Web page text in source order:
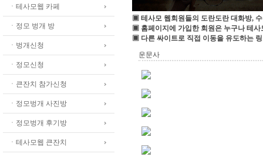
ㆍ테사모웹 카페
ㆍ정모 벙개 방
ㆍ벙개신청
ㆍ정모신청
ㆍ큰잔치 참가신청
ㆍ정모벙개 사진방
ㆍ정모벙개 후기방
ㆍ테사모웹 큰잔치
▣ 테사모 웹회원들의 도란도란 대화방,
▣ 홈페이지에 가입한 회원은 누구나 테사
▣ 다른 싸이트로 직접 이동을 유도하는
운문사